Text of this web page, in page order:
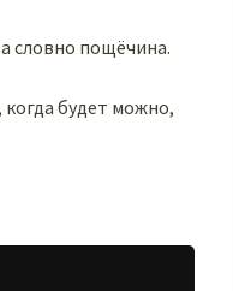
словно пощёчина.
будет можно,